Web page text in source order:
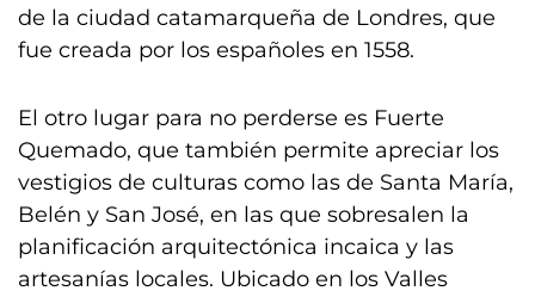
de la ciudad catamarqueña de Londres, que
fue creada por los españoles en 1558.
El otro lugar para no perderse es Fuerte
Quemado, que también permite apreciar los
vestigios de culturas como las de Santa María,
Belén y San José, en las que sobresalen la
planificación arquitectónica incaica y las
artesanías locales. Ubicado en los Valles